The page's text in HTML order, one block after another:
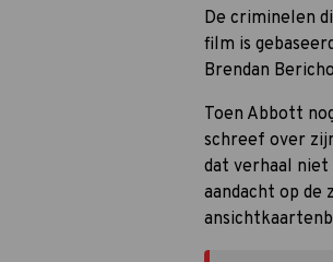
De criminelen
film is
Brendan
Toen Abbott
schreef over
dat verhaal
aandacht op de